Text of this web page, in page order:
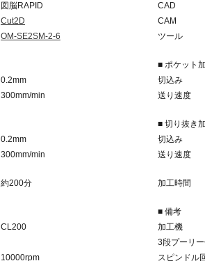
図脳RAPID
Cut2D
OM-SE2SM-2-6
0.2mm
300mm/min
0.2mm
300mm/min
約200分
CL200
10000rpm
CAD
CAM
ツール
■ ポケット
切込み
送り速度
■ 切り抜き
切込み
送り速度
加工時間
■ 備考
加工機
3段プーリー
スピンドル